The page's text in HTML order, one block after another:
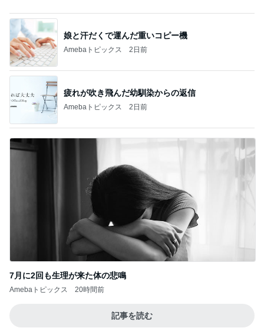
疲れが吹き飛んだ幼馴染からの返信
Amebaトピックス 2日前
7月に2回も生理が来た体の悲鳴
20時間前
記事を読む
Amebaトピックス 1日前